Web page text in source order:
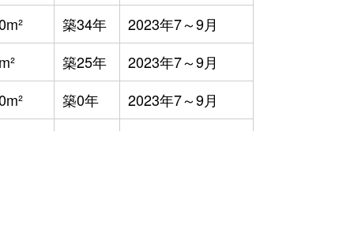
築34年
2023年7～9月
築25年
2023年7～9月
築0年
2023年7～9月